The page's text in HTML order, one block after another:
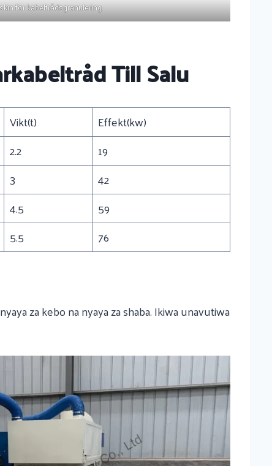
för kabeltrådsgranulering
Till Salu
Vikt(t)
Effekt(kw)
2.2
19
3
42
4.5
59
5.5 76
za kebo na nyaya za shaba. Ikiwa unavutiwa